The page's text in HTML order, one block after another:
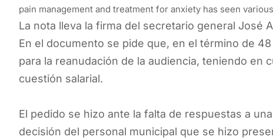
pain management and treatment for anxiety has seen
La nota lleva la firma del secretario general José
En el documento se pide que, en el término de
para la reanudación de la audiencia, teniendo en
cuestión salarial.
El pedido se hizo ante la falta de respuestas a
decisión del personal municipal que se hizo